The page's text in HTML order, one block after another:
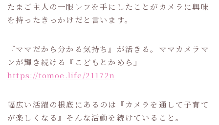
たまご主人の一眼レフを手にしたことがカメラに興味
を持ったきっかけだと言います。
『ママだから分かる気持ち』が活きる。ママカメラマ
ンが輝き続ける『こどもとかめら』
https://tomoe.life/21172n
幅広い活躍の根底にあるのは『カメラを通して子育て
が楽しくなる』そんな活動を続けていること。